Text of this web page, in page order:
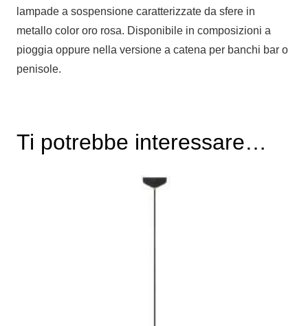
lampade a sospensione caratterizzate da sfere in
metallo color oro rosa. Disponibile in composizioni a
pioggia oppure nella versione a catena per banchi bar o
penisole.
Ti potrebbe interessare…